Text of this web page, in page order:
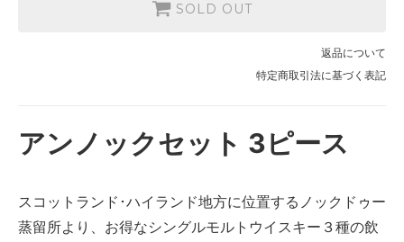
SOLD OUT
返品について
特定商取引法に基づく表記
アンノックセット 3ピース
スコットランド･ハイランド地方に位置するノックドゥー
蒸留所より、お得なシングルモルトウイスキー３種の飲